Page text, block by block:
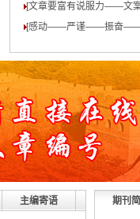
[文章要富有说服力——文案
[感动——严谨——振奋——
主编寄语 期刊